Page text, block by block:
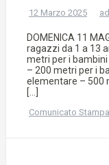
12 Marzo 2025
DOMENICA 11
ragazzi da 1 a 13
metri per i
– 200 metri per i
elementare – 500
[…]
Comunicato Stampa